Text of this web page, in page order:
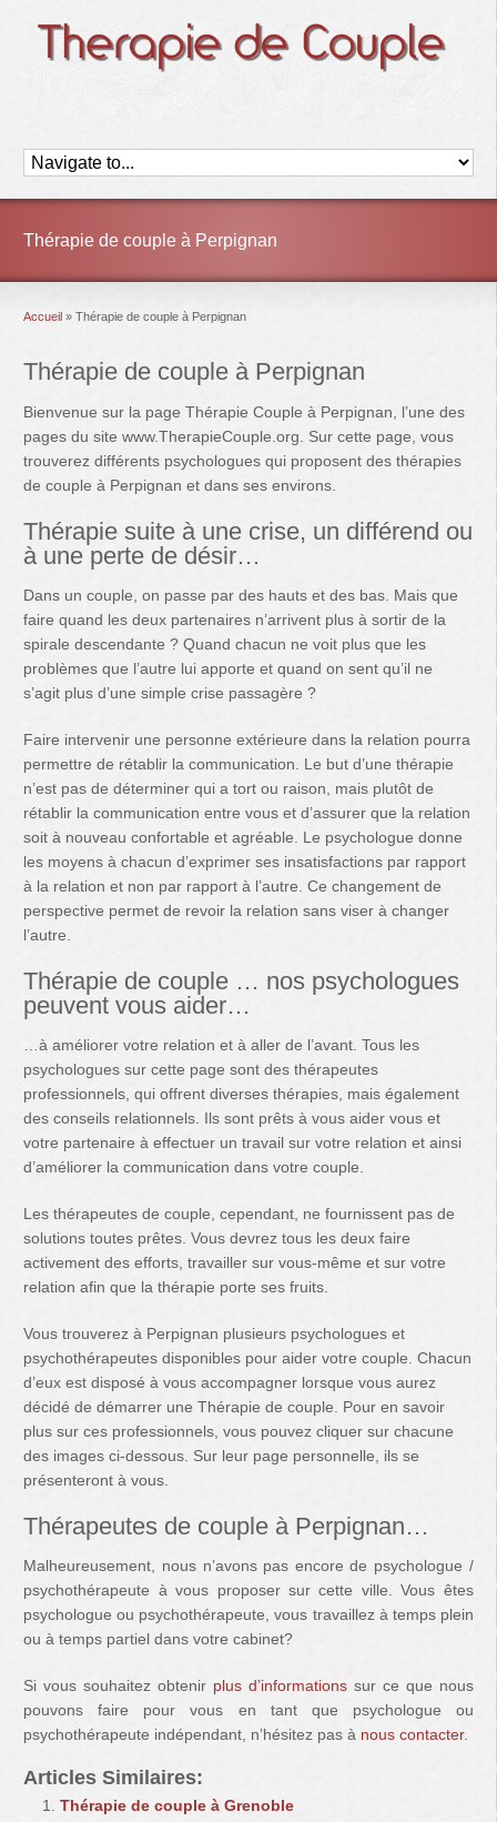
Thérapie de couple à Perpignan
Accueil » Thérapie de couple à Perpignan
Thérapie de couple à Perpignan
Bienvenue sur la page Thérapie Couple à Perpignan, l’une des
pages du site www.TherapieCouple.org. Sur cette page, vous
trouverez différents psychologues qui proposent des thérapies
de couple à Perpignan et dans ses environs.
Thérapie suite à une crise, un différend ou
à une perte de désir…
Dans un couple, on passe par des hauts et des bas. Mais que
faire quand les deux partenaires n’arrivent plus à sortir de la
spirale descendante ? Quand chacun ne voit plus que les
problèmes que l’autre lui apporte et quand on sent qu’il ne
s’agit plus d’une simple crise passagère ?
Faire intervenir une personne extérieure dans la relation pourra
permettre de rétablir la communication. Le but d’une thérapie
n’est pas de déterminer qui a tort ou raison, mais plutôt de
rétablir la communication entre vous et d’assurer que la relation
soit à nouveau confortable et agréable. Le psychologue donne
les moyens à chacun d’exprimer ses insatisfactions par rapport
à la relation et non par rapport à l’autre. Ce changement de
perspective permet de revoir la relation sans viser à changer
l’autre.
Thérapie de couple … nos psychologues
peuvent vous aider…
…à améliorer votre relation et à aller de l’avant. Tous les
psychologues sur cette page sont des thérapeutes
professionnels, qui offrent diverses thérapies, mais également
des conseils relationnels. Ils sont prêts à vous aider vous et
votre partenaire à effectuer un travail sur votre relation et ainsi
d’améliorer la communication dans votre couple.
Les thérapeutes de couple, cependant, ne fournissent pas de
solutions toutes prêtes. Vous devrez tous les deux faire
activement des efforts, travailler sur vous-même et sur votre
relation afin que la thérapie porte ses fruits.
Vous trouverez à Perpignan plusieurs psychologues et
psychothérapeutes disponibles pour aider votre couple. Chacun
d’eux est disposé à vous accompagner lorsque vous aurez
décidé de démarrer une Thérapie de couple. Pour en savoir
plus sur ces professionnels, vous pouvez cliquer sur chacune
des images ci-dessous. Sur leur page personnelle, ils se
présenteront à vous.
Thérapeutes de couple à Perpignan…
Malheureusement, nous n’avons pas encore de psychologue /
psychothérapeute à vous proposer sur cette ville. Vous êtes
psychologue ou psychothérapeute, vous travaillez à temps plein
ou à temps partiel dans votre cabinet?
Si vous souhaitez obtenir plus d’informations sur ce que nous
pouvons faire pour vous en tant que psychologue ou
psychothérapeute indépendant, n’hésitez pas à nous contacter.
Articles Similaires:
Thérapie de couple à Grenoble